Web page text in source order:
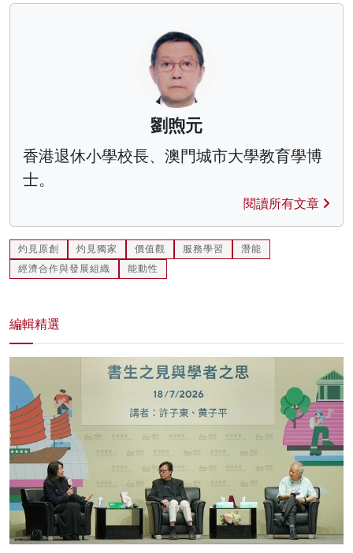
劉煦元
香港退休小學校長、澳門城市大學教育學博
士。
閱讀所有文章
灼見原創 灼見獨家 價值觀 服務學習
潛能
經濟合作與發展組織
能動性
編輯精選